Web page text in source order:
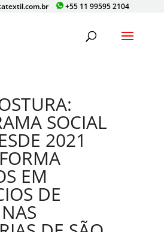
+55 11 99595 2104
SOCIAL
2021
EM
DE